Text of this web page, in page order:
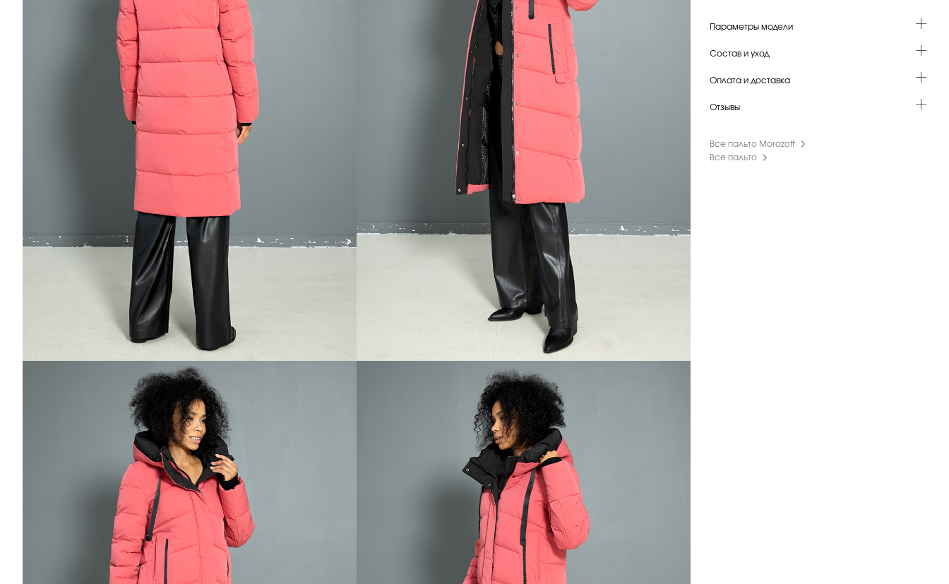
Параметры модели
Состав и уход
Оплата и доставка
Отзывы
Все пальто Morozoff
Все пальто